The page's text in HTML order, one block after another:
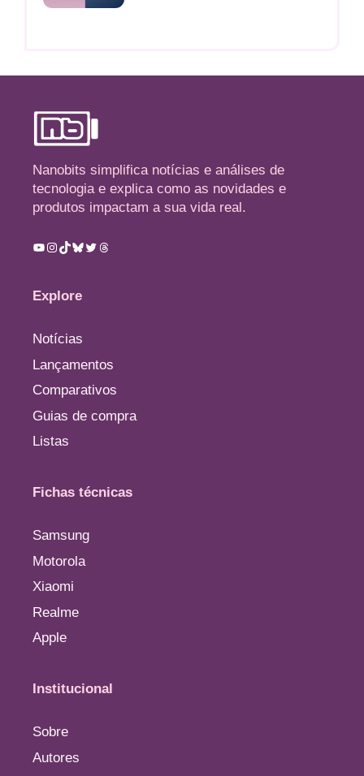
Nanobits simplifica notícias e análises de
tecnologia e explica como as novidades e
produtos impactam a sua vida real.
Youtube
Instagram
TikTok
Bluesky
TwitterThreads
Explore
Notícias
Lançamentos
Comparativos
Guias de compra
Listas
Fichas técnicas
Samsung
Motorola
Xiaomi
Realme
Apple
Institucional
Sobre
Autores